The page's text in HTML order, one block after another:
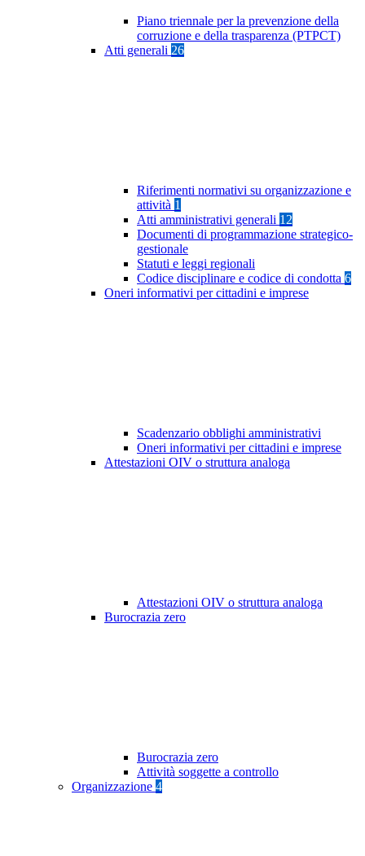
Piano triennale per la prevenzione della
corruzione e della trasparenza (PTPCT)
Atti generali 26
Riferimenti normativi su organizzazione e
attività 1
Atti amministrativi generali 12
Documenti di programmazione strategico-
gestionale
Statuti e leggi regionali
Codice disciplinare e codice di condotta 6
Oneri informativi per cittadini e imprese
Scadenzario obblighi amministrativi
Oneri informativi per cittadini e imprese
Attestazioni OIV o struttura analoga
Attestazioni OIV o struttura analoga
Burocrazia zero
Burocrazia zero
Attività soggette a controllo
Organizzazione 4